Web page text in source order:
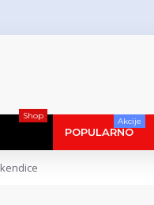
Shop
POPULARNO
Akcije